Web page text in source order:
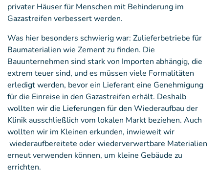
privater Häuser für Menschen mit Behinderung im
Gazastreifen verbessert werden.
Was hier besonders schwierig war: Zulieferbetriebe für
Baumaterialien wie Zement zu finden. Die
Bauunternehmen sind stark von Importen abhängig, die
extrem teuer sind, und es müssen viele Formalitäten
erledigt werden, bevor ein Lieferant eine Genehmigung
für die Einreise in den Gazastreifen erhält. Deshalb
wollten wir die Lieferungen für den Wiederaufbau der
Klinik ausschließlich vom lokalen Markt beziehen. Auch
wollten wir im Kleinen erkunden, inwieweit wir
wiederaufbereitete oder wiederverwertbare Materialien
erneut verwenden können, um kleine Gebäude zu
errichten.